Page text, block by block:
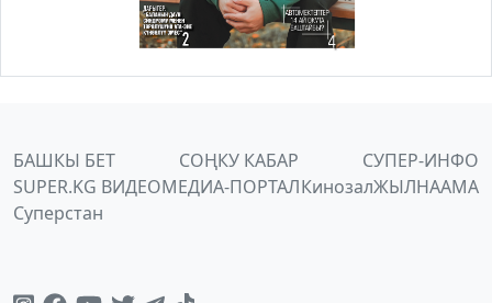
БАШКЫ БЕТ СОҢКУ КАБАР
СУПЕР-ИНФО
SUPER.KG ВИДЕОМЕДИА-ПОРТАЛКинозалЖЫЛНААМА
Суперстан